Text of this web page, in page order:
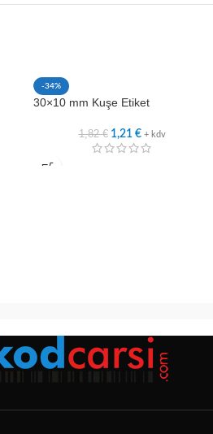
-34%
30×10 mm Kuşe Etiket
1,82€ 1,21 € + kdv